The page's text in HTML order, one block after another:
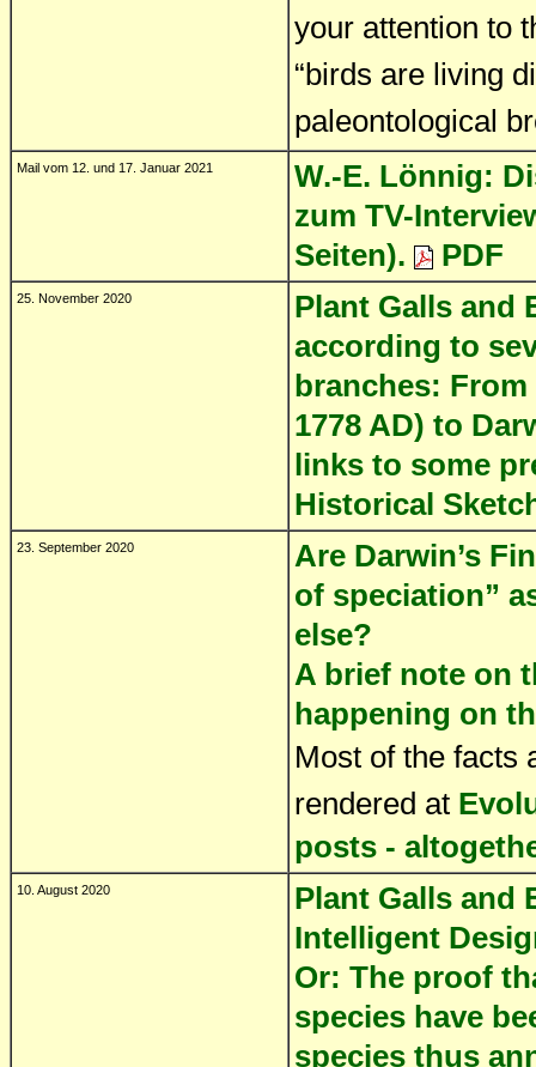
your attention to
“birds are living
paleontological
Mail vom 12. und 17. Januar 2021
W.-E. Lönnig:
zum TV-
Seiten).
PDF
25. November 2020
Plant Galls and
according to
branches: From
1778 AD) to
links to some
Historical
23. September 2020
Are Darwin’s
of speciation”
else?
A brief note on
happening on
Most of the facts
rendered at
posts -
10. August 2020
Plant Galls and
Intelligent
Or: The proof
species have
species thus